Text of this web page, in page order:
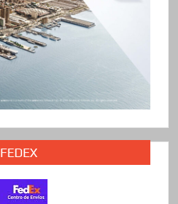
FEDEX